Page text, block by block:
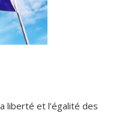
liberté et l’égalité des